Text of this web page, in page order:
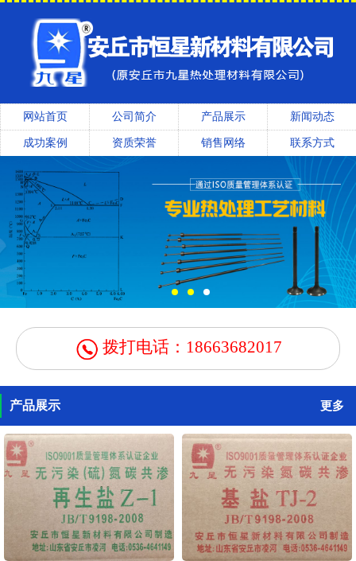
网站首页 公司简介 产品展示 新闻动态
成功案例 资质荣誉 销售网络 联系方式
拨打电话：18663682017
产品展示 更多